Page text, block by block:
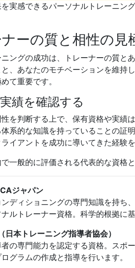
実感できるパーソナルトレーニン
ーの質と相性の見
ングの成功は、トレーナーの質と
、あなたのモチベーションを維持
て重要です。
績を確認する
性を判断する上で、保有資格や実績
系的な知識を持っていることの証
イアントを成功に導いてきた経験を
一般的に評価される代表的な資格
ジャパン
ディショニングの専門知識を持ち
ルトレーナー資格。科学的根拠に
本トレーニング指導者協会）
者の専門能力を認定する資格。スポ
グラムの作成と指導を行います。